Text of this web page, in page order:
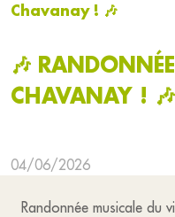
Chavanay ! 🎶
🎶
CHAVANAY ! 🎶
04/06/2026
Randonnée musicale du